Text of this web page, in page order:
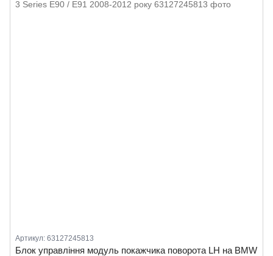
Артикул: 63127245813
Блок управління модуль покажчика поворота LH на BMW